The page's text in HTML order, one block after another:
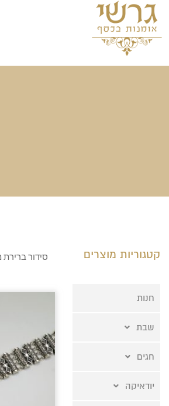
דילוג
לתוכן
קטגוריות מוצרים
חנות
שבת
חגים
יודאיקה